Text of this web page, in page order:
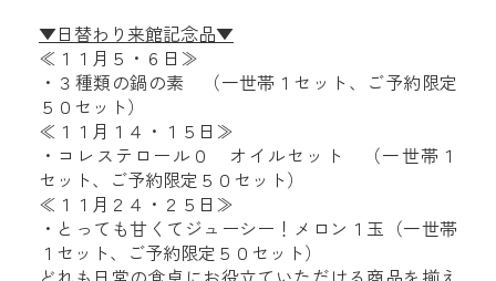
▼日替わり来館記念品▼
≪１１月５・６日≫
・３種類の鍋の素 （一世帯１セット、ご予約限定
５０セット）
≪１１月１４・１５日≫
・コレステロール０ オイルセット （一世帯１
セット、ご予約限定５０セット）
≪１１月２４・２５日≫
・とっても甘くてジューシー！メロン１玉（一世帯
１セット、ご予約限定５０セット）